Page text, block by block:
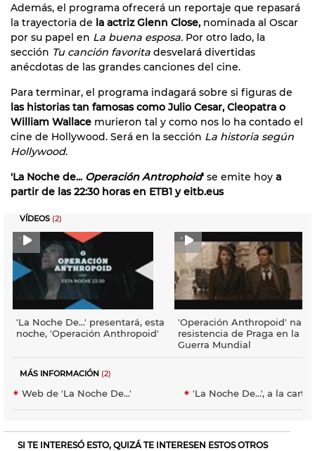
Además, el programa ofrecerá un reportaje que repasará
la trayectoria de la actriz Glenn Close, nominada al Oscar
por su papel en La buena esposa. Por otro lado, la
sección Tu canción favorita desvelará divertidas
anécdotas de las grandes canciones del cine.
Para terminar, el programa indagará sobre si figuras de
las historias tan famosas como Julio Cesar, Cleopatra o
William Wallace murieron tal y como nos lo ha contado el
cine de Hollywood. Será en la sección La historia según
Hollywood.
'La Noche de... Operación Antrophoid' se emite hoy a
partir de las 22:30 horas en ETB1 y eitb.eus
VÍDEOS (2)
'La Noche De...' presentará, esta
noche, 'Operación Anthropoid'
'Operación Anthropoid'
resistencia de Praga en la II.
Guerra Mundial
MÁS INFORMACIÓN (2)
Web de 'La Noche De...' 'La Noche De...', a la carta
SI TE INTERESÓ ESTO, QUIZÁ TE INTERESEN ESTOS OTROS